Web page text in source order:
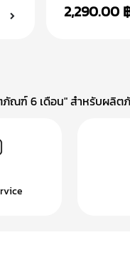
2,290.00
ภัณฑ์ 6 เดือน" สำหรับผลิต